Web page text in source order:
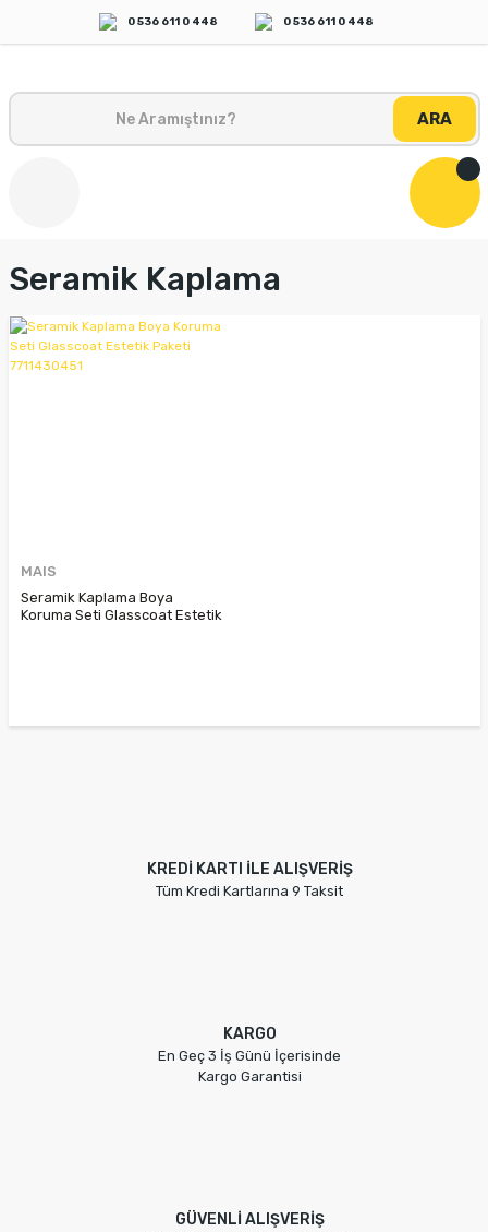
0 536 611 0 448 0 536 611 0 448
ARA
Seramik Kaplama
MAIS
Seramik Kaplama Boya
Koruma Seti Glasscoat Estetik
KREDİ KARTI İLE ALIŞVERİŞ
Tüm Kredi Kartlarına 9 Taksit
KARGO
En Geç 3 İş Günü İçerisinde
Kargo Garantisi
GÜVENLİ ALIŞVERİŞ